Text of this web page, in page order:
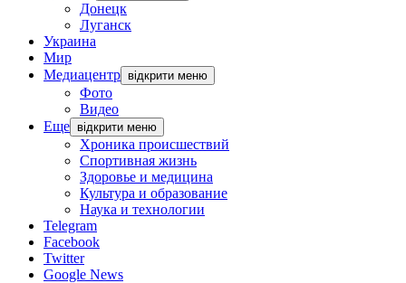
Донецк
Луганск
Украина
Мир
Медиацентр відкрити меню
Фото
Видео
Еще відкрити меню
Хроника происшествий
Спортивная жизнь
Здоровье и медицина
Культура и образование
Наука и технологии
Telegram
Facebook
Twitter
Google News